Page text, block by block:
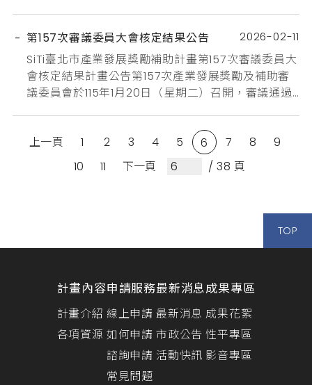
（可擇一或多場報名）：一、台北場｜AI 產業專場📅
活動時間｜2026/3/4（三）14:00–16:00（13:30 開
始報到）📍 活動地點｜集思北科大會議中心（...
第157次審議委員大會核定結果公告 2026-02-11
SiTi臺北市產業發展獎勵補助計畫第157次審議委員大
會核定結果計畫公告第157次產業發展獎勵及補助審
議委員會於115年1月20日（星期二）召開，審議通過
核定通過5件申請案，新創拔尖計畫補助安可日子股
份有限公司皓德盛科技股份有限公司創業計畫補助雲
耘科技有限公司宏觀藝術有限公司迪士博有限公司
157次審議委員大會審議案件:自114年12月12日下午起
上一頁 1 2 3 4 5 6 7 8
9
10
11 下一頁 / 38 頁
TOP
計畫內容
計畫介紹
各項資源
申請服務
線上申請
如何申請
諮詢申請
常見問題
最新消息
最新消息
市政公告
活動快訊
成果專區
成果花絮
性平專區
影音專區